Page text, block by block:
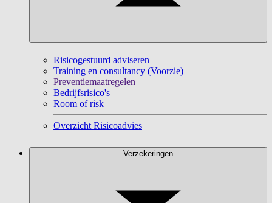
Risicogestuurd adviseren
Training en consultancy (Voorzie)
Preventiemaatregelen
Bedrijfsrisico's
Room of risk
Overzicht Risicoadvies
Verzekeringen